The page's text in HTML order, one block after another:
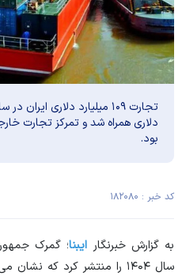
دلاری همراه شد و تمرکز تجارت
بود.
کد خبر : ۱۸۲۰۸۰
به گزارش خبرنگار ایبنا؛ گمرک
سال ۱۴۰۴ را منتشر کرد که